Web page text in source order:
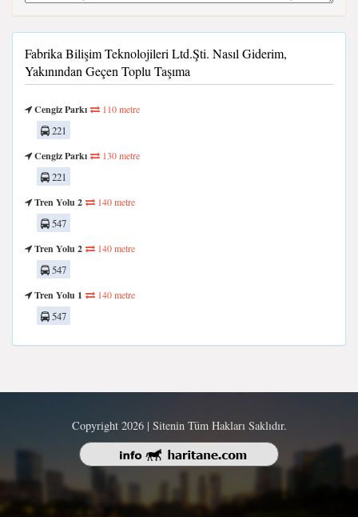
Fabrika Bilişim Teknolojileri Ltd.Şti. Nasıl Giderim,
Yakınından Geçen Toplu Taşıma
Cengiz Parkı 110 metre
221
Cengiz Parkı
130 metre
221
Tren Yolu 2
140 metre
547
Tren Yolu 2
140 metre
547
Tren Yolu 1
140 metre
547
Copyright 2026 | Sitenin Tüm Hakları Saklıdır.